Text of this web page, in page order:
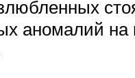
аномалий на